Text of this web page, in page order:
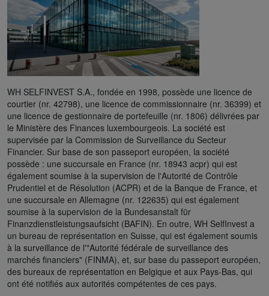
WH SELFINVEST S.A., fondée en 1998, possède une licence de
courtier (nr. 42798), une licence de commissionnaire (nr. 36399) et
une licence de gestionnaire de portefeuille (nr. 1806) délivrées par
le Ministère des Finances luxembourgeois. La société est
supervisée par la Commission de Surveillance du Secteur
Financier. Sur base de son passeport européen, la société
possède : une succursale en France (nr. 18943 acpr) qui est
également soumise à la supervision de l'Autorité de Contrôle
Prudentiel et de Résolution (ACPR) et de la Banque de France, et
une succursale en Allemagne (nr. 122635) qui est également
soumise à la supervision de la Bundesanstalt für
Finanzdienstleistungsaufsicht (BAFIN). En outre, WH SelfInvest a
un bureau de représentation en Suisse, qui est également soumis
à la surveillance de l'"Autorité fédérale de surveillance des
marchés financiers" (FINMA), et, sur base du passeport européen,
des bureaux de représentation en Belgique et aux Pays-Bas, qui
ont été notifiés aux autorités compétentes de ces pays.